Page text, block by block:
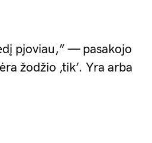
pjoviau,” — pasakojo
žodžio ‚tik’. Yra arba